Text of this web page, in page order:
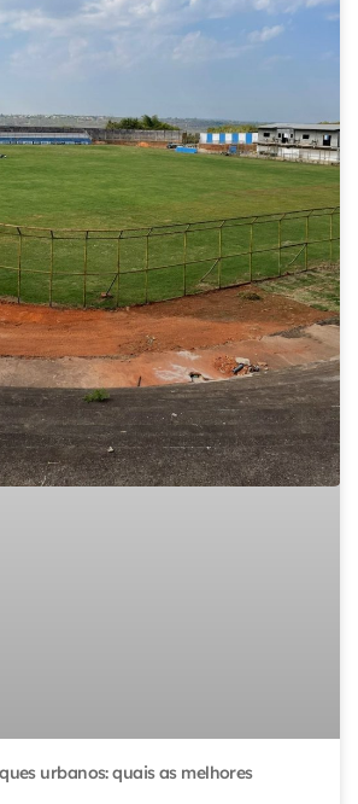
urbanos: quais as melhores